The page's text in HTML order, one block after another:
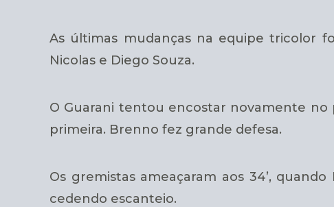
As últimas mudanças na equipe tricolor
Nicolas e Diego Souza.
O Guarani tentou encostar novamente
primeira. Brenno fez grande defesa.
Os gremistas ameaçaram aos 34’,
cedendo escanteio.